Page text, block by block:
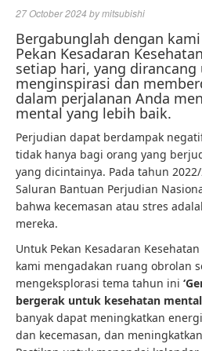
27 October 2024 bymitsubishi
Bergabunglah dengan
Pekan Kesadaran
setiap hari, yang
menginspirasi dan
dalam perjalanan Anda
mental yang lebih baik.
Perjudian dapat berdampak
tidak hanya bagi orang yang
yang dicintainya. Pada tahun
Saluran Bantuan Perjudian
bahwa kecemasan atau stres
mereka.
Untuk Pekan Kesadaran
kami mengadakan ruang obrolan
mengeksplorasi tema tahun ini
bergerak untuk kesehatan mental
banyak dapat meningkatkan
dan kecemasan, dan